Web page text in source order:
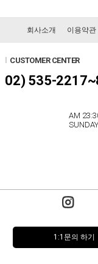
회사소개 이용약관
CUSTOMER CENTER
02) 535-
AM
1:1문의 하기